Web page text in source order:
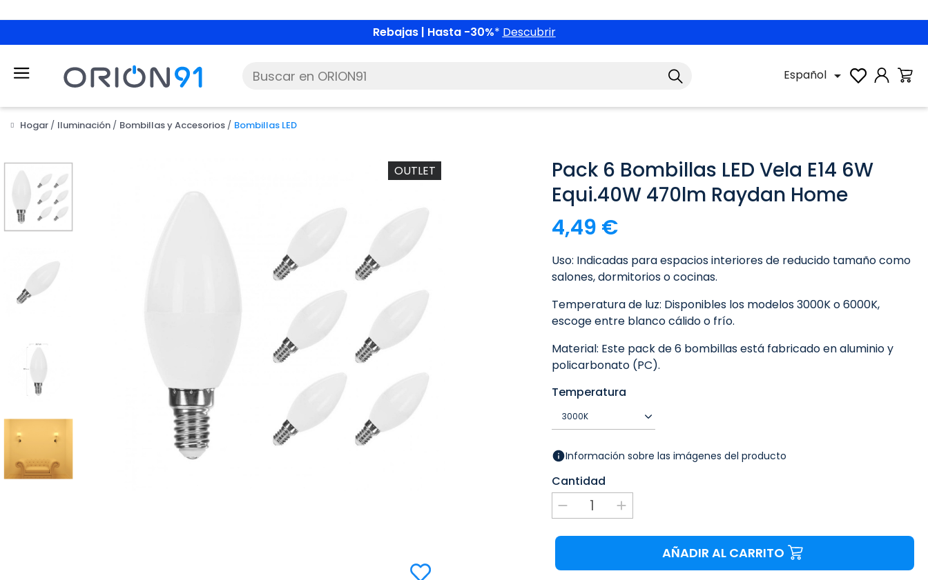
Rebajas | Hasta -30%* Descubrir
Español 
Hogar Iluminación Bombillas y Accesorios Bombillas LED
OUTLET
Pack 6 Bombillas LED Vela E14 6W
Equi.40W 470lm Raydan Home
4,49 €
Uso: Indicadas para espacios interiores de reducido tamaño como
salones, dormitorios o cocinas.
Temperatura de luz: Disponibles los modelos 3000K o 6000K,
escoge entre blanco cálido o frío.
Material: Este pack de 6 bombillas está fabricado en aluminio y
policarbonato (PC).
Temperatura
Información sobre las imágenes del producto
Cantidad
AÑADIR AL CARRITO